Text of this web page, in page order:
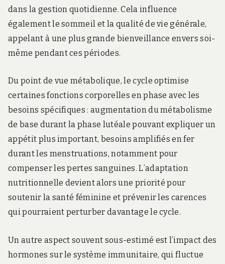
dans la gestion quotidienne. Cela influence
également le sommeil et la qualité de vie générale,
appelant à une plus grande bienveillance envers soi-
même pendant ces périodes.
Du point de vue métabolique, le cycle optimise
certaines fonctions corporelles en phase avec les
besoins spécifiques : augmentation du métabolisme
de base durant la phase lutéale pouvant expliquer un
appétit plus important, besoins amplifiés en fer
durant les menstruations, notamment pour
compenser les pertes sanguines. L’adaptation
nutritionnelle devient alors une priorité pour
soutenir la santé féminine et prévenir les carences
qui pourraient perturber davantage le cycle.
Un autre aspect souvent sous-estimé est l’impact des
hormones sur le système immunitaire, qui fluctue